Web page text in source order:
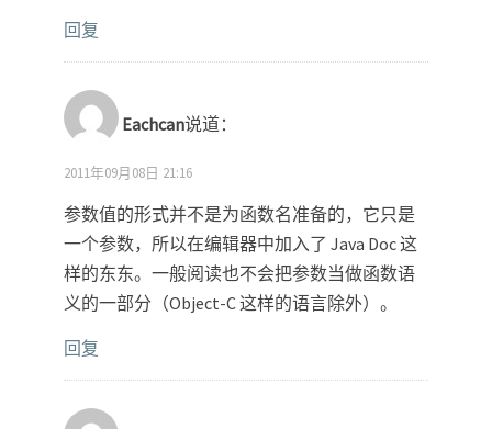
回复
Eachcan说道：
2011年09月08日 21:16
参数值的形式并不是为函数名准备的，它只是
一个参数，所以在编辑器中加入了 Java Doc 这
样的东东。一般阅读也不会把参数当做函数语
义的一部分（Object-C 这样的语言除外）。
回复